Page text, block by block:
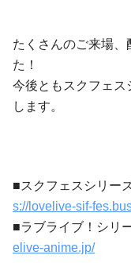
たくさんのご来場、
た！
今後ともスクフェス
します。
■スクフェスシリー
s://lovelive-sif-
■ラブライブ！シリ
elive-anime.jp/